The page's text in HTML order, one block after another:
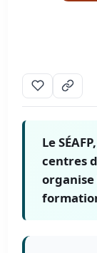
Le
centres
organise